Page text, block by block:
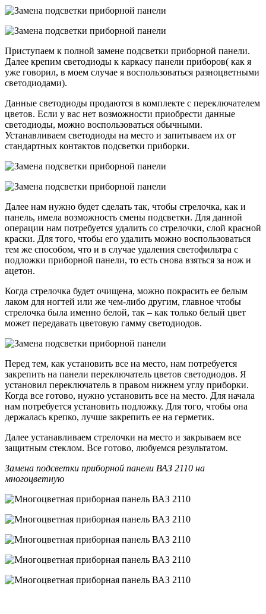
Приступаем к полной замене подсветки приборной панели.
Далее крепим светодиоды к каркасу панели приборов( как я
уже говорил, в моем случае я воспользоваться разноцветными
светодиодами).
Данные светодиоды продаются в комплекте с переключателем
цветов. Если у вас нет возможности приобрести данные
светодиоды, можно воспользоваться обычными.
Устанавливаем светодиоды на место и запитываем их от
стандартных контактов подсветки приборки.
Далее нам нужно будет сделать так, чтобы стрелочка, как и
панель, имела возможность смены подсветки. Для данной
операции нам потребуется удалить со стрелочки, слой красной
краски. Для того, чтобы его удалить можно воспользоваться
тем же способом, что и в случае удаления светофильтра с
подложки приборной панели, то есть снова взяться за нож и
ацетон.
Когда стрелочка будет очищена, можно покрасить ее белым
лаком для ногтей или же чем-либо другим, главное чтобы
стрелочка была именно белой, так – как только белый цвет
может передавать цветовую гамму светодиодов.
Перед тем, как установить все на место, нам потребуется
закрепить на панели переключатель цветов светодиодов. Я
установил переключатель в правом нижнем углу приборки.
Когда все готово, нужно установить все на место. Для начала
нам потребуется установить подложку. Для того, чтобы она
держалась крепко, лучше закрепить ее на герметик.
Далее устанавливаем стрелочки на место и закрываем все
защитным стеклом. Все готово, любуемся результатом.
Замена подсветки приборной панели ВАЗ 2110 на
многоцветную